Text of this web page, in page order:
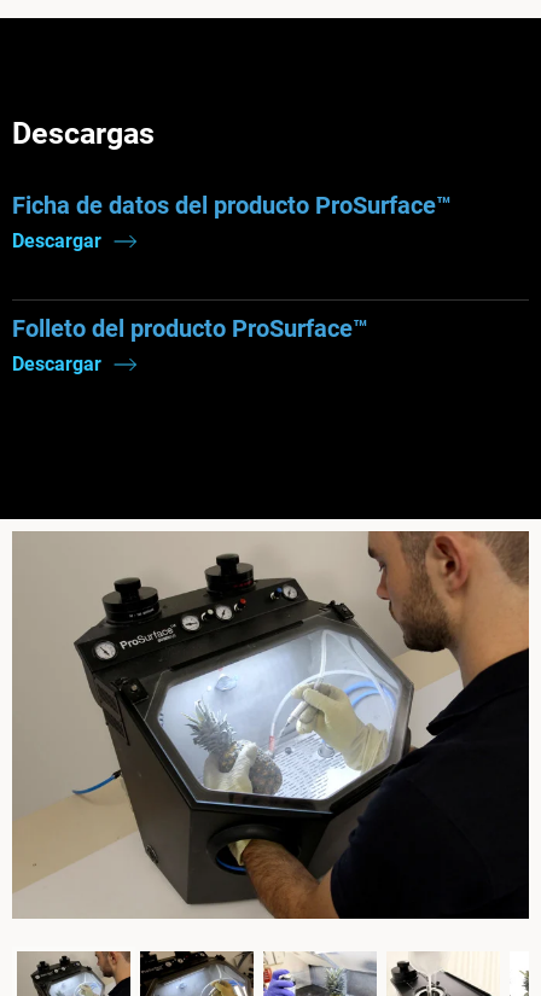
Descargas
Ficha de datos del producto ProSurface™
Descargar
Folleto del producto ProSurface™
Descargar